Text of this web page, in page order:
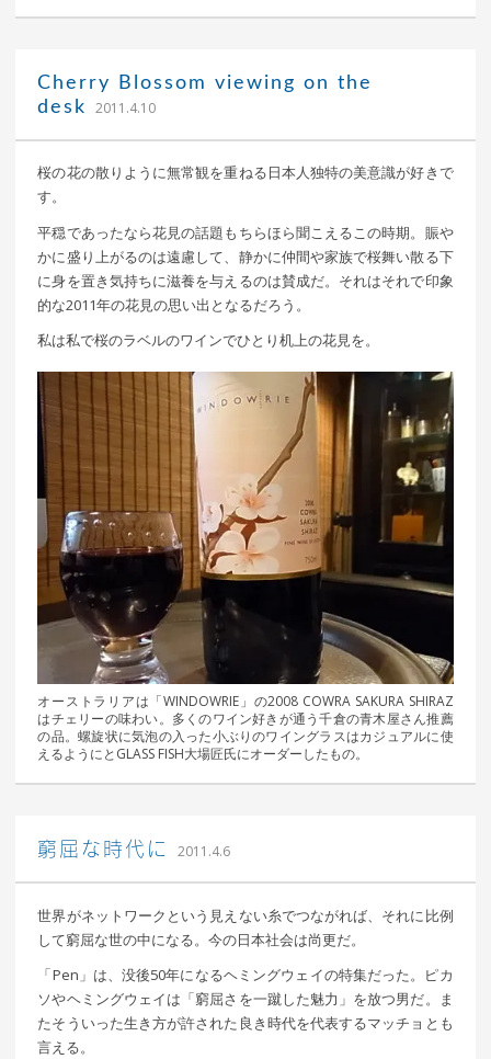
Cherry Blossom viewing on the
desk 2011.4.10｜ 更新日：
込山 敏郎
桜の花の散りように無常観を重ねる日本人独特の美意識が好きで
す。
平穏であったなら花見の話題もちらほら聞こえるこの時期。賑や
かに盛り上がるのは遠慮して、静かに仲間や家族で桜舞い散る下
に身を置き気持ちに滋養を与えるのは賛成だ。それはそれで印象
的な2011年の花見の思い出となるだろう。
私は私で桜のラベルのワインでひとり机上の花見を。
オーストラリアは「WINDOWRIE」の2008 COWRA SAKURA SHIRAZ
はチェリーの味わい。多くのワイン好きが通う千倉の青木屋さん推薦
の品。螺旋状に気泡の入った小ぶりのワイングラスはカジュアルに使
えるようにとGLASS FISH大場匠氏にオーダーしたもの。
窮屈な時代に 2011.4.6｜ 更新日：
込山 敏郎
世界がネットワークという見えない糸でつながれば、それに比例
して窮屈な世の中になる。今の日本社会は尚更だ。
「Pen」は、没後50年になるヘミングウェイの特集だった。ピカ
ソやヘミングウェイは「窮屈さを一蹴した魅力」を放つ男だ。ま
たそういった生き方が許された良き時代を代表するマッチョとも
言える。